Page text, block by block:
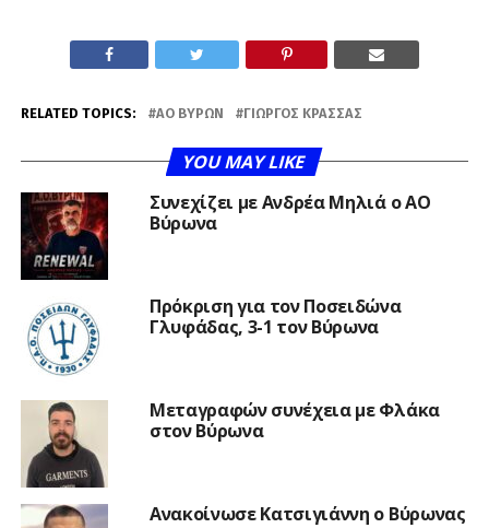
RELATED TOPICS: AΟ ΒΎΡΩΝ ΓΙΏΡΓΟΣ ΚΡΑΣΣΆΣ
YOU MAY LIKE
Συνεχίζει με Ανδρέα Μηλιά ο ΑΟ
Βύρωνα
Πρόκριση για τον Ποσειδώνα
Γλυφάδας, 3-1 τον Βύρωνα
Μεταγραφών συνέχεια με Φλάκα
στον Βύρωνα
Ανακοίνωσε Κατσιγιάννη ο Βύρωνας